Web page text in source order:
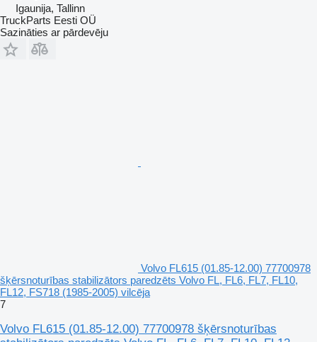
Igaunija, Tallinn
TruckParts Eesti OÜ
Sazināties ar pārdevēju
Volvo FL615 (01.85-12.00) 77700978
šķērsnoturības stabilizātors paredzēts Volvo FL, FL6, FL7, FL10,
FL12, FS718 (1985-2005) vilcēja
7
Volvo FL615 (01.85-12.00) 77700978 šķērsnoturības